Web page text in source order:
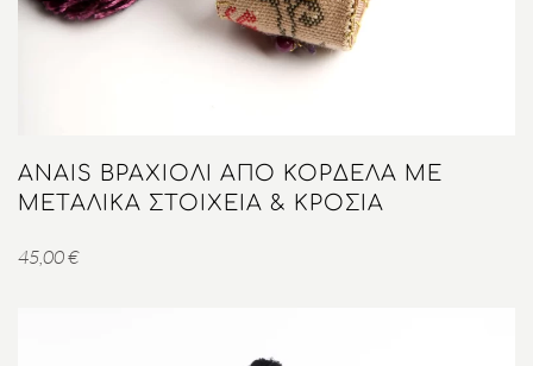
ANAIS ΒΡΑΧΙΌΛΙ ΑΠΌ ΚΟΡΔΈΛΑ ΜΕ
ΜΕΤΑΛΙΚΆ ΣΤΟΙΧΕΊΑ & ΚΡΌΣΙΑ
45,00€